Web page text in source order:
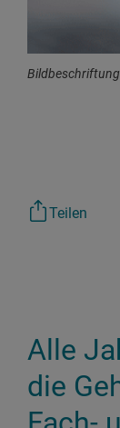
Bildbeschriftung
Teilen
Alle
die